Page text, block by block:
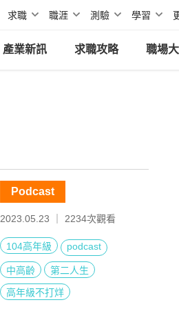
求職 職涯 測驗 學習
產業新訊 求職攻略 職場
Podcast
2023.05.23 ｜ 2234次觀看
104高年級 podcast
中高齡
第二人生
高年級不打烊